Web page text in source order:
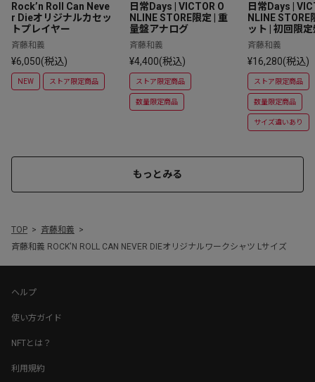
Rock’n Roll Can Neve
r Dieオリジナルカセッ
トプレイヤー
斉藤和義
¥6,050(税込)
NEW ストア限定商品
日常Days | VICTOR O
NLINE STORE限定 | 重
量盤アナログ
斉藤和義
¥4,400(税込)
ストア限定商品
数量限定商品
日常Days |
NLINE STORE
ット | 初回限
ライブ
an Never Die
カバリーTシ
サイズ）
斉藤和義
¥16,280(税込)
ストア限定商品
数量限定商品
サイズ違いあり
もっとみる
TOP
斉藤和義
斉藤和義 ROCK'N ROLL CAN NEVER DIEオリジナルワークシャツ Lサイズ
ヘルプ
使い方ガイド
NFTとは？
利用規約